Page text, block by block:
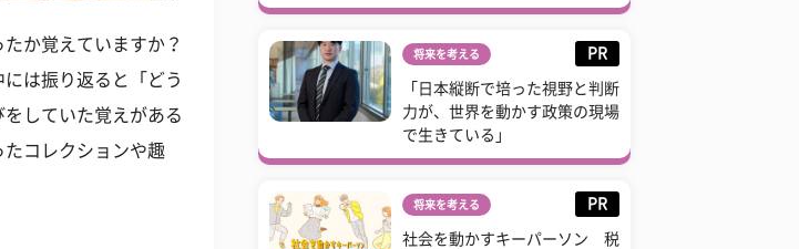
か覚えていますか？
は振り返ると「どう
していた覚えがある
コレクションや趣
将来を考える PR
「日本縦断で培った視野と判断
力が、世界を動かす政策の現場
で生きている」
将来を考える PR
社会を動かすキーパーソン 税